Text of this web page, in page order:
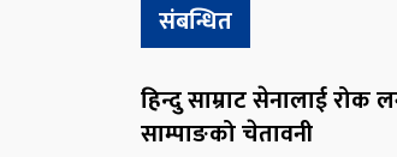
संबन्धित
हिन्दु साम्राट सेनालाई रोक
साम्पाङको चेतावनी